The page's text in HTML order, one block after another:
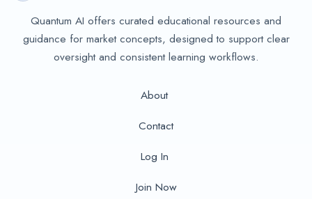
Quantum AI offers curated educational resources and
guidance for market concepts, designed to support clear
oversight and consistent learning workflows.
About
Contact
Log In
Join Now